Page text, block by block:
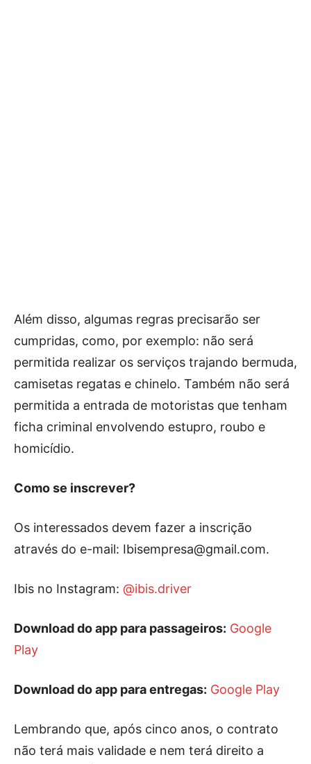
Além disso, algumas regras precisarão ser
cumpridas, como, por exemplo: não será
permitida realizar os serviços trajando bermuda,
camisetas regatas e chinelo. Também não será
permitida a entrada de motoristas que tenham
ficha criminal envolvendo estupro, roubo e
homicídio.
Como se inscrever?
Os interessados devem fazer a inscrição
através do e-mail: Ibisempresa@gmail.com.
Ibis no Instagram: @ibis.driver
Download do app para passageiros: Google
Play
Download do app para entregas: Google Play
Lembrando que, após cinco anos, o contrato
não terá mais validade e nem terá direito a